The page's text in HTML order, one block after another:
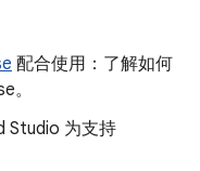
配合使用：了解如何
。
Studio 为支持